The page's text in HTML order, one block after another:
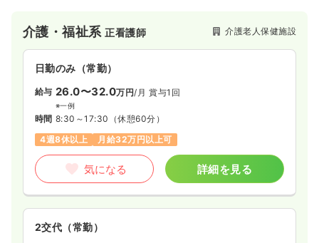
介護・福祉系正看護師 介護老人保健施設
日勤のみ（常勤）
給与 26.0〜32.0万円/月 賞与1回
※一例
時間 8:30～17:30 （休憩60分）
4週8休以上
月給32万円以上可
気になる 詳細を見る
2交代（常勤）